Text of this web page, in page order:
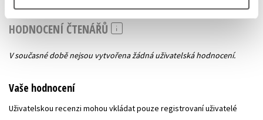
HODNOCENÍ ČTENÁŘŮ
V současné době nejsou vytvořena žádná uživatelská hodnocení.
Vaše hodnocení
Uživatelskou recenzi mohou vkládat pouze registrovaní uživatelé